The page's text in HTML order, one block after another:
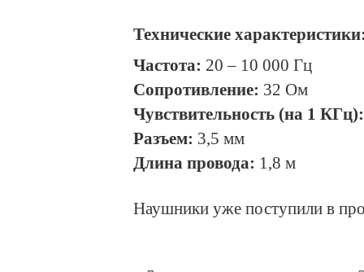
Технические
Частота: 20 – 10 000 Гц
Сопротивление: 32 Ом
Чувствительность (на 1 КГц):
Разъем: 3,5 мм
Длина провода: 1,8 м
Наушники уже поступили в